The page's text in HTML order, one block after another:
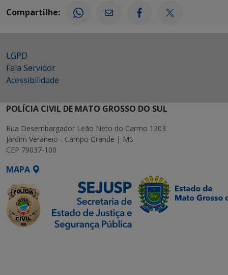
Compartilhe:
LGPD
Fala Servidor
Acessibilidade
POLÍCIA CIVIL DE MATO GROSSO DO SUL
Rua Desembargador Leão Neto do Carmo 1203
Jardim Veraneio - Campo Grande | MS
CEP 79037-100
MAPA